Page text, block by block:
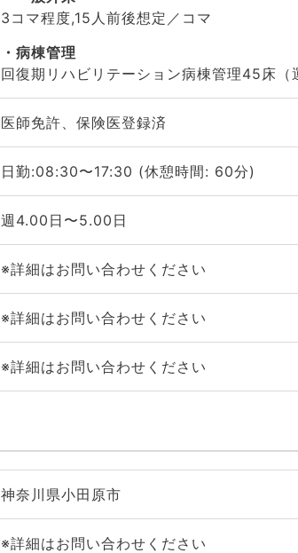
3コマ程度,15人前後想定／コマ
病棟管理
回復期リハビリテーション病棟管理45床（
医師免許、保険医登録済
日勤:08:30〜17:30 (休憩時間: 60分)
週4.00日〜5.00日
※詳細はお問い合わせください
※詳細はお問い合わせください
※詳細はお問い合わせください
神奈川県小田原市
※詳細はお問い合わせください